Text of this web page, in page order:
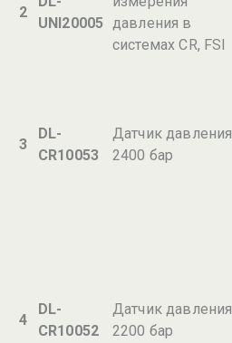
2
UNI20005 давления в
системах CR, FSI
3
DL-
CR10053
Датчик давления
2400 бар
4
DL-
CR10052
Датчик давления
2200 бар